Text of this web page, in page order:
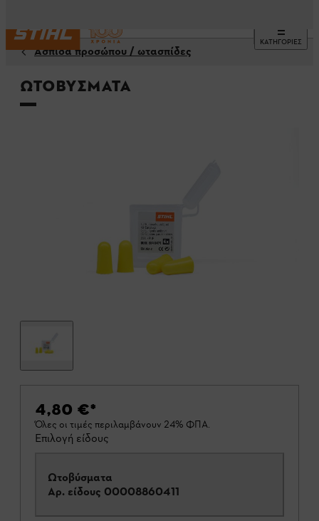
ΚΑΤΗΓΟΡΙΕΣ
Ασπίδα προσώπου / ωτασπίδες
Ωτοβύσματα
4,80 €*
Όλες οι τιμές περιλαμβάνουν 24% ΦΠΑ.
Επιλογή είδους
Ωτοβύσματα
Αρ. είδους 00008860411